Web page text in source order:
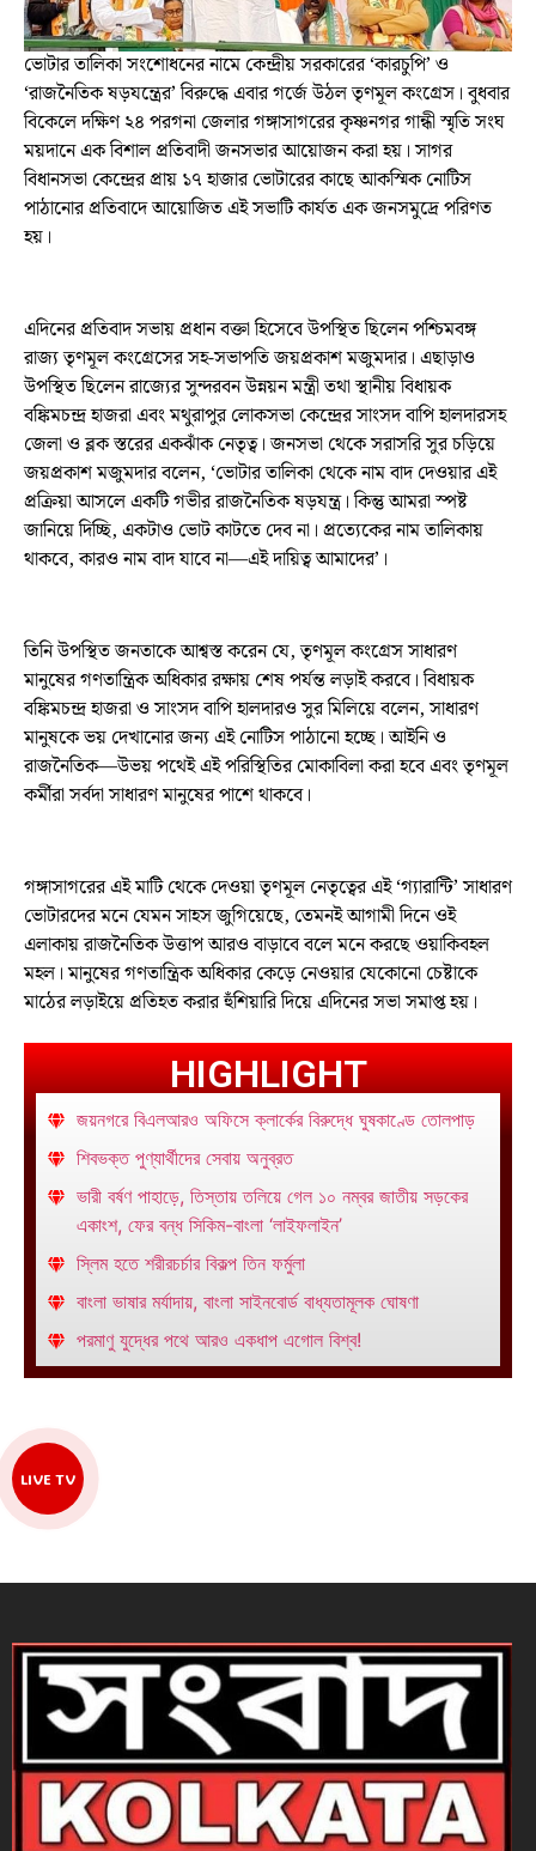
ভোটার তালিকা সংশোধনের নামে কেন্দ্রীয় সরকারের ‘কারচুপি’ ও
‘রাজনৈতিক ষড়যন্ত্রের’ বিরুদ্ধে এবার গর্জে উঠল তৃণমূল কংগ্রেস। বুধবার
বিকেলে দক্ষিণ ২৪ পরগনা জেলার গঙ্গাসাগরের কৃষ্ণনগর গান্ধী স্মৃতি সংঘ
ময়দানে এক বিশাল প্রতিবাদী জনসভার আয়োজন করা হয়। সাগর
বিধানসভা কেন্দ্রের প্রায় ১৭ হাজার ভোটারের কাছে আকস্মিক নোটিস
পাঠানোর প্রতিবাদে আয়োজিত এই সভাটি কার্যত এক জনসমুদ্রে পরিণত
হয়।
এদিনের প্রতিবাদ সভায় প্রধান বক্তা হিসেবে উপস্থিত ছিলেন পশ্চিমবঙ্গ
রাজ্য তৃণমূল কংগ্রেসের সহ-সভাপতি জয়প্রকাশ মজুমদার। এছাড়াও
উপস্থিত ছিলেন রাজ্যের সুন্দরবন উন্নয়ন মন্ত্রী তথা স্থানীয় বিধায়ক
বঙ্কিমচন্দ্র হাজরা এবং মথুরাপুর লোকসভা কেন্দ্রের সাংসদ বাপি হালদারসহ
জেলা ও ব্লক স্তরের একঝাঁক নেতৃত্ব। জনসভা থেকে সরাসরি সুর চড়িয়ে
জয়প্রকাশ মজুমদার বলেন, ‘ভোটার তালিকা থেকে নাম বাদ দেওয়ার এই
প্রক্রিয়া আসলে একটি গভীর রাজনৈতিক ষড়যন্ত্র। কিন্তু আমরা স্পষ্ট
জানিয়ে দিচ্ছি, একটাও ভোট কাটতে দেব না। প্রত্যেকের নাম তালিকায়
থাকবে, কারও নাম বাদ যাবে না—এই দায়িত্ব আমাদের’।
তিনি উপস্থিত জনতাকে আশ্বস্ত করেন যে, তৃণমূল কংগ্রেস সাধারণ
মানুষের গণতান্ত্রিক অধিকার রক্ষায় শেষ পর্যন্ত লড়াই করবে। বিধায়ক
বঙ্কিমচন্দ্র হাজরা ও সাংসদ বাপি হালদারও সুর মিলিয়ে বলেন, সাধারণ
মানুষকে ভয় দেখানোর জন্য এই নোটিস পাঠানো হচ্ছে। আইনি ও
রাজনৈতিক—উভয় পথেই এই পরিস্থিতির মোকাবিলা করা হবে এবং তৃণমূল
কর্মীরা সর্বদা সাধারণ মানুষের পাশে থাকবে।
গঙ্গাসাগরের এই মাটি থেকে দেওয়া তৃণমূল নেতৃত্বের এই ‘গ্যারান্টি’ সাধারণ
ভোটারদের মনে যেমন সাহস জুগিয়েছে, তেমনই আগামী দিনে ওই
এলাকায় রাজনৈতিক উত্তাপ আরও বাড়াবে বলে মনে করছে ওয়াকিবহল
মহল। মানুষের গণতান্ত্রিক অধিকার কেড়ে নেওয়ার যেকোনো চেষ্টাকে
মাঠের লড়াইয়ে প্রতিহত করার হুঁশিয়ারি দিয়ে এদিনের সভা সমাপ্ত হয়।
HIGHLIGHT
জয়নগরে বিএলআরও অফিসে ক্লার্কের বিরুদ্ধে ঘুষকাণ্ডে তোলপাড়
শিবভক্ত পুণ্যার্থীদের সেবায় অনুব্রত
ভারী বর্ষণ পাহাড়ে, তিস্তায় তলিয়ে গেল ১০ নম্বর জাতীয় সড়কের
একাংশ, ফের বন্ধ সিকিম-বাংলা ‘লাইফলাইন’
স্লিম হতে শরীরচর্চার বিকল্প তিন ফর্মুলা
বাংলা ভাষার মর্যাদায়, বাংলা সাইনবোর্ড বাধ্যতামূলক ঘোষণা
পরমাণু যুদ্ধের পথে আরও একধাপ এগোল বিশ্ব!
LIVE TV